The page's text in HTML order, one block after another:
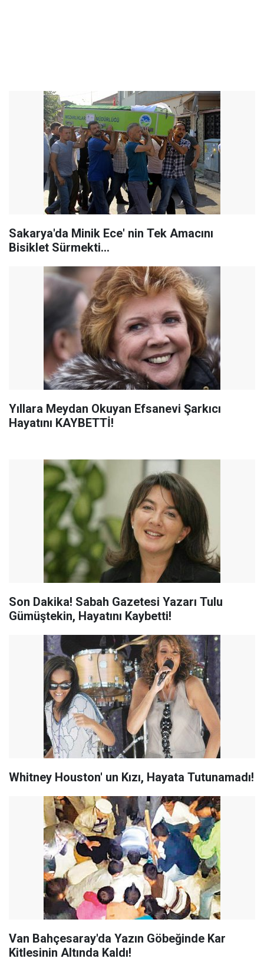
Sakarya'da Minik Ece' nin Tek Amacını
Bisiklet Sürmekti...
Yıllara Meydan Okuyan Efsanevi Şarkıcı
Hayatını KAYBETTİ!
Son Dakika! Sabah Gazetesi Yazarı Tulu
Gümüştekin, Hayatını Kaybetti!
Whitney Houston' un Kızı, Hayata Tutunamadı!
Van Bahçesaray'da Yazın Göbeğinde Kar
Kitlesinin Altında Kaldı!